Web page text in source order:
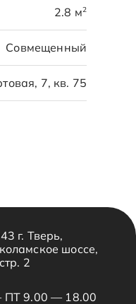
2.8 м2
Совмещенный
7, кв. 75
г. Тверь,
шоссе,
2
9.00 — 18.00